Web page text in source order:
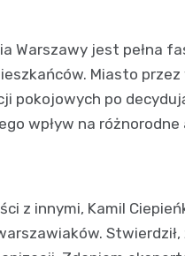
Warszawy jest pełna
Miasto przez
pokojowych po
wpływ na
z innymi, Kamil